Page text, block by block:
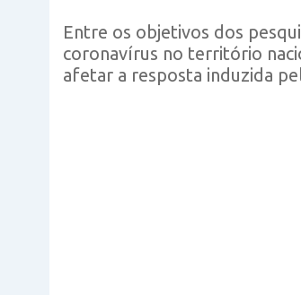
Entre os objetivos dos
coronavírus no território
afetar a resposta induzida